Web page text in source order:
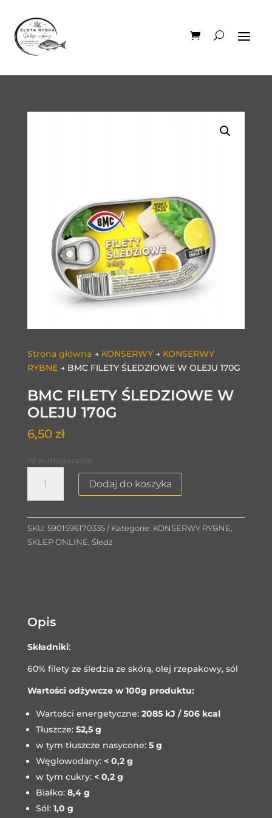
Strona główna → KONSERWY→ KONSERWY
RYBNE→ BMC FILETY ŚLEDZIOWE W OLEJU 170G
BMC FILETY ŚLEDZIOWE W
OLEJU 170G
6,50 zł
19 w magazynie
BMC
FILETY
ŚLEDZIOWE
W
OLEJU
Dodaj do koszyka
SKU: 5901596170335 Kategorie: KONSERWY RYBNE,
SKLEP ONLINE, Śledź
Opis
Składniki:
60% filety ze śledzia ze skórą, olej rzepakowy, sól
Wartości odżywcze w 100g produktu:
Wartości energetyczne: 2085 kJ / 506 kcal
Tłuszcze: 52,5 g
w tym tłuszcze nasycone: 5 g
Węglowodany: < 0,2 g
w tym cukry: < 0,2 g
Białko: 8,4 g
Sól: 1,0 g